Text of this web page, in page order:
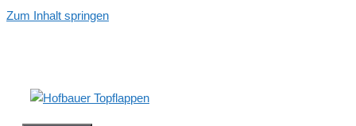
Zum Inhalt springen